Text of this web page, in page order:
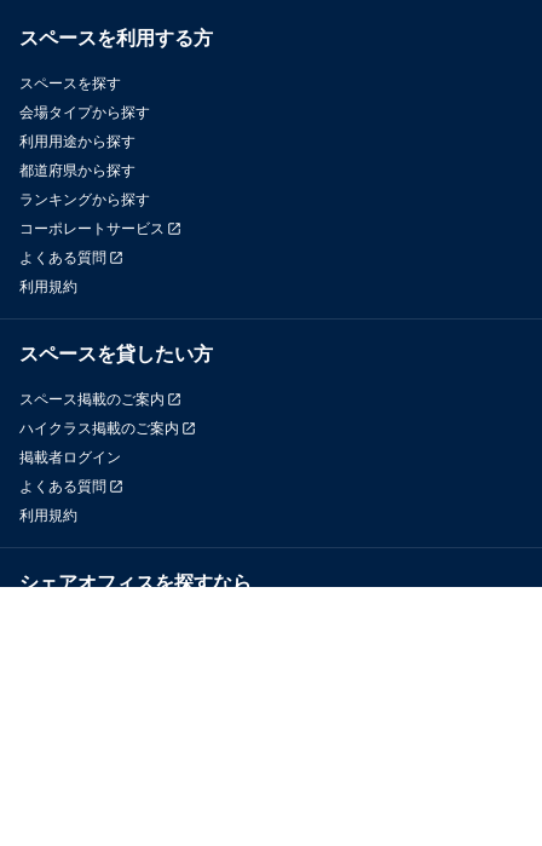
スペースを利用する方
スペースを探す
会場タイプから探す
利用用途から探す
都道府県から探す
ランキングから探す
コーポレートサービス
よくある質問
利用規約
スペースを貸したい方
スペース掲載のご案内
ハイクラス掲載のご案内
掲載者ログイン
よくある質問
利用規約
シェアオフィスを探すなら